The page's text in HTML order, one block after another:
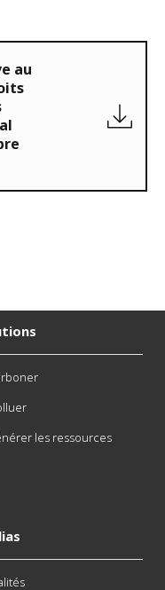
au
les ressources